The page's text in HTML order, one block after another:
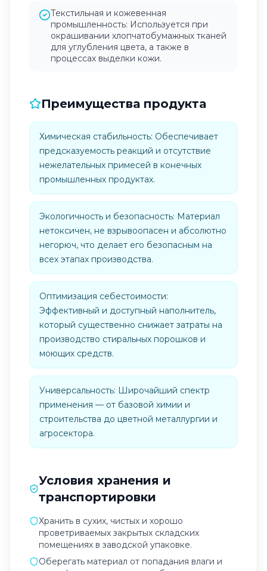
Текстильная и кожевенная
промышленность: Используется при
окрашивании хлопчатобумажных тканей
для углубления цвета, а также в
процессах выделки кожи.
Преимущества продукта
Химическая стабильность: Обеспечивает
предсказуемость реакций и отсутствие
нежелательных примесей в конечных
промышленных продуктах.
Экологичность и безопасность: Материал
нетоксичен, не взрывоопасен и абсолютно
негорюч, что делает его безопасным на
всех этапах производства.
Оптимизация себестоимости:
Эффективный и доступный наполнитель,
который существенно снижает затраты на
производство стиральных порошков и
моющих средств.
Универсальность: Широчайший спектр
применения — от базовой химии и
строительства до цветной металлургии и
агросектора.
Условия хранения и
транспортировки
Хранить в сухих, чистых и хорошо
проветриваемых закрытых складских
помещениях в заводской упаковке.
Оберегать материал от попадания влаги и